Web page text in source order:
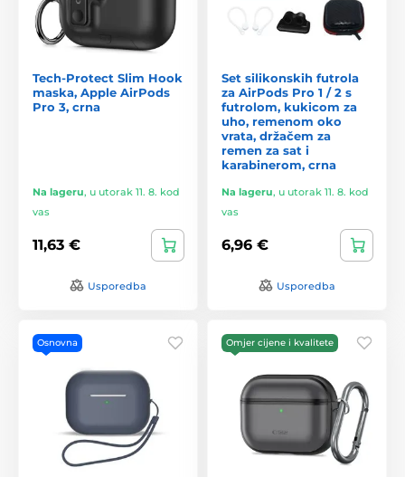
Tech-Protect Slim Hook
maska, Apple AirPods
Pro 3, crna
Na lageru, u utorak 11. 8. kod
vas
11,63 €
Usporedba
Set silikonskih futrola
za AirPods Pro 1 / 2 s
futrolom, kukicom za
uho, remenom oko
vrata, držačem za
remen za sat i
karabinerom, crna
Na lageru, u utorak 11. 8. kod
vas
6,96 €
Usporedba
Osnovna Omjer cijene i kvalitete